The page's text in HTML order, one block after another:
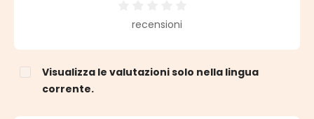
Valutazione media di 0 su 5 stelle
recensioni
Visualizza le valutazioni solo nella lingua
corrente.